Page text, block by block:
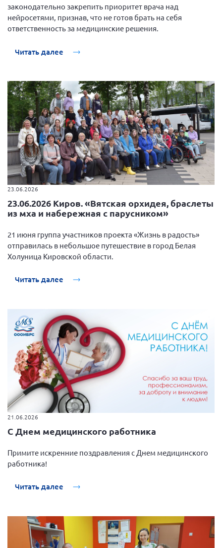
законодательно закрепить приоритет врача над
нейросетями, признав, что не готов брать на себя
ответственность за медицинские решения.
Читать далее
23.06.2026
23.06.2026 Киров. «Вятская орхидея, браслеты
из мха и набережная с парусником»
21 июня группа участников проекта «Жизнь в радость»
отправилась в небольшое путешествие в город Белая
Холуница Кировской области.
Читать далее
21.06.2026
С Днем медицинского работника
Примите искренние поздравления с Днем медицинского
работника!
Читать далее